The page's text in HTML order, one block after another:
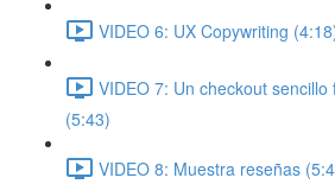
VIDEO 6: UX Copywriting
VIDEO 7: Un checkout
(5:43)
VIDEO 8: Muestra reseñas